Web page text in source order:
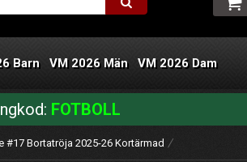
Barn VM 2026 Män VM 2026 Dam
FOTBOLL
#17 Bortatröja 2025-26 Kortärmad